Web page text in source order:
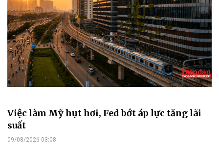
Việc làm Mỹ hụt hơi, Fed bớt áp lực tăng lãi
suất
09/08/2026 03:08